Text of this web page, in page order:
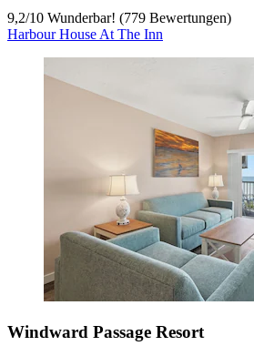
9,2/10 Wunderbar! (779 Bewertungen)
Harbour House At The Inn
Windward Passage Resort